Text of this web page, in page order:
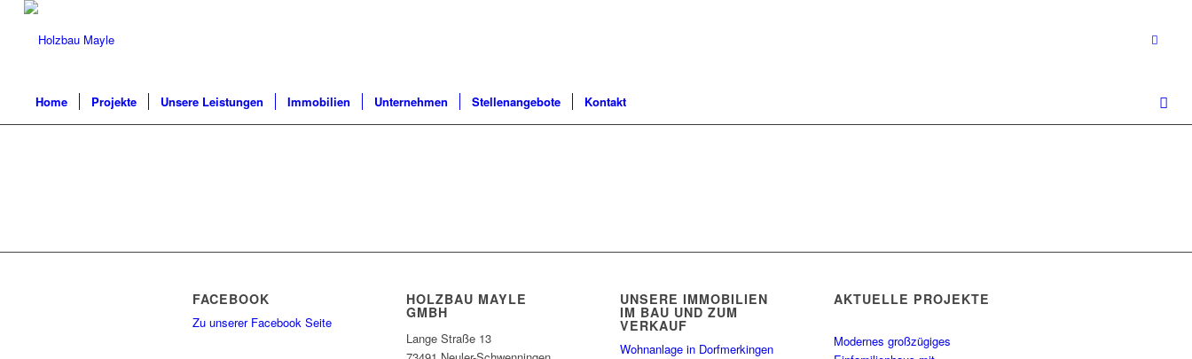
Home Projekte Unsere Leistungen Immobilien Unternehmen Stellenangebote Kontakt
FACEBOOK
Zu unserer Facebook Seite
HOLZBAU MAYLE
GMBH
Lange Straße 13
UNSERE IMMOBILIEN
IM BAU UND ZUM
VERKAUF
Wohnanlage in Dorfmerkingen
AKTUELLE PROJEKTE
Modernes großzügiges